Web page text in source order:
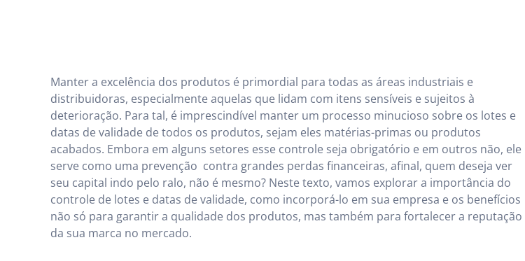
Manter a excelência dos produtos é primordial para todas as áreas industriais e
distribuidoras, especialmente aquelas que lidam com itens sensíveis e sujeitos à
deterioração. Para tal, é imprescindível manter um processo minucioso sobre os lotes e
datas de validade de todos os produtos, sejam eles matérias-primas ou produtos
acabados. Embora em alguns setores esse controle seja obrigatório e em outros não, ele
serve como uma prevenção contra grandes perdas financeiras, afinal, quem deseja ver
seu capital indo pelo ralo, não é mesmo? Neste texto, vamos explorar a importância do
controle de lotes e datas de validade, como incorporá-lo em sua empresa e os benefícios
não só para garantir a qualidade dos produtos, mas também para fortalecer a reputação
da sua marca no mercado.